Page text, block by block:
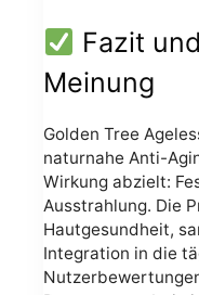
Fazit
Meinung
Golden Tree
naturnahe Anti-
Wirkung abzielt:
Ausstrahlung. Die
Hautgesundheit,
Integration in die